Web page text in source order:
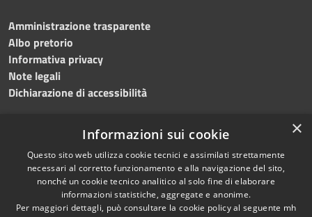
Amministrazione trasparente
Albo pretorio
Informativa privacy
Note legali
Dichiarazione di accessibilità
Accessibilità
Copyright © 2026 • Comune di
Salemi • Powered by
×
Informazioni sui cookie
Questo sito web utilizza cookie tecnici e assimilati strettamente
necessari al corretto funzionamento e alla navigazione del sito,
nonché un cookie tecnico analitico al solo fine di elaborare
informazioni statistiche, aggregate e anonime.
Per maggiori dettagli, può consultare la cookie policy al seguente mh